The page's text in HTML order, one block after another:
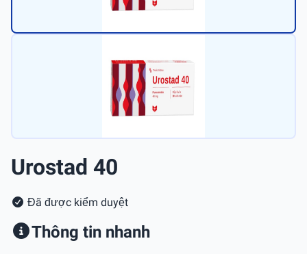
Urostad 40
Đã được kiểm duyệt
Thông tin nhanh